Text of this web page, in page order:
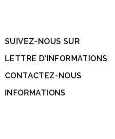
SUIVEZ-NOUS SUR
LETTRE D'INFORMATIONS
CONTACTEZ-NOUS
INFORMATIONS